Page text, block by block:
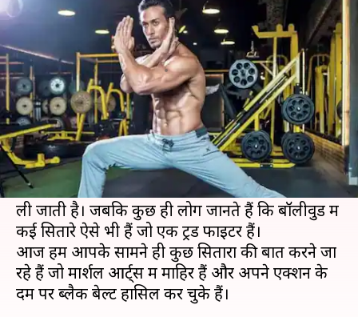
मार्शल आर्ट्स में ब्लैक बेल्ट हासिल
कर चुके हैं ये बॉलीवुड सितारे
लेखन भावना साहनी Aug 12, 2020 09:14 am
क्या है खबर?
अक्सर बॉलीवुड सितारे फिल्मों में जबरदस्त एक्शन से
दर्शकों को अपना दीवाना बना लेते हैं। हालांकि, ज्यादातर
एक्शन सीन्स को फिल्माने में VFX और स्टंटमैन की मदद
ली जाती है। जबकि कुछ ही लोग जानते हैं कि बॉलीवुड में
कई सितारे ऐसे भी हैं जो एक ट्रेंड फाइटर हैं।
आज हम आपके सामने ही कुछ सितारों की बात करने जा
रहे हैं जो मार्शल आर्ट्स में माहिर हैं और अपने एक्शन के